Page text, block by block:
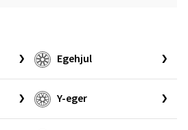
Egehjul
Y-eger